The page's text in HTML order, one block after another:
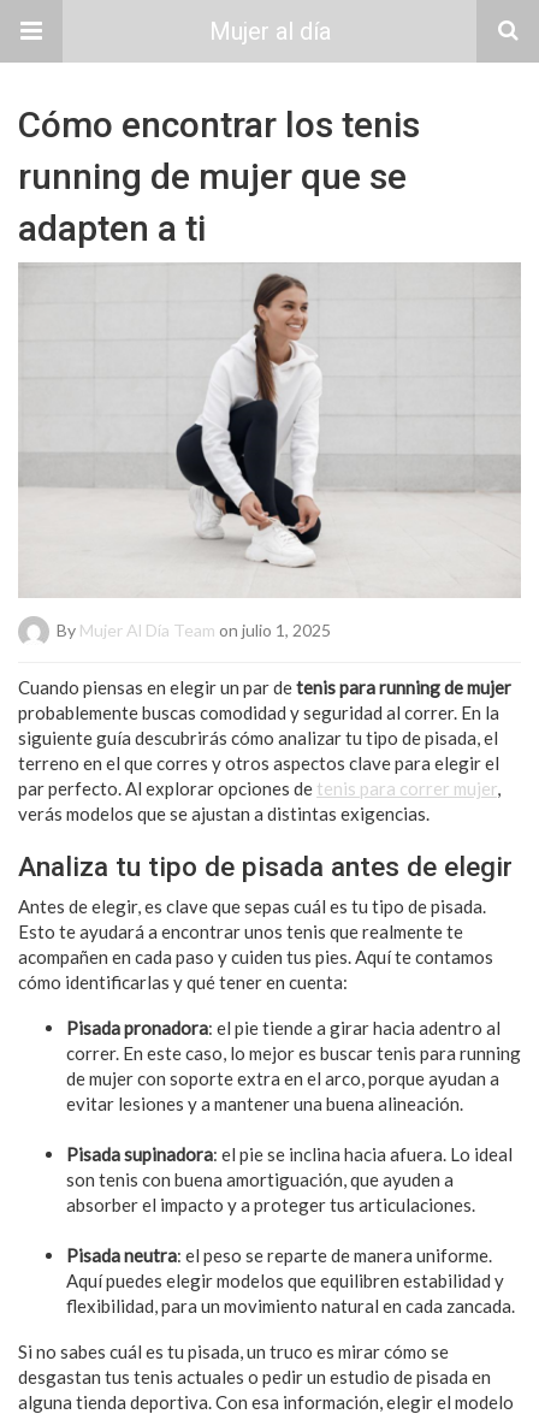
Mujer al día
Cómo encontrar los tenis
running de mujer que se
adapten a ti
By Mujer Al Día Team on julio 1, 2025
Cuando piensas en elegir un par detenis para running de mujer
probablemente buscas comodidad y seguridad al correr. En la
siguiente guía descubrirás cómo analizar tu tipo de pisada, el
terreno en el que corres y otros aspectos clave para elegir el
par perfecto. Al explorar opciones de tenis para correr mujer,
verás modelos que se ajustan a distintas exigencias.
Analiza tu tipo de pisada antes de elegir
Antes de elegir, es clave que sepas cuál es tu tipo de pisada.
Esto te ayudará a encontrar unos tenis que realmente te
acompañen en cada paso y cuiden tus pies. Aquí te contamos
cómo identificarlas y qué tener en cuenta:
Pisada pronadora: el pie tiende a girar hacia adentro al
correr. En este caso, lo mejor es buscar tenis para running
de mujer con soporte extra en el arco, porque ayudan a
evitar lesiones y a mantener una buena alineación.
Pisada supinadora: el pie se inclina hacia afuera. Lo ideal
son tenis con buena amortiguación, que ayuden a
absorber el impacto y a proteger tus articulaciones.
Pisada neutra: el peso se reparte de manera uniforme.
Aquí puedes elegir modelos que equilibren estabilidad y
flexibilidad, para un movimiento natural en cada zancada.
Si no sabes cuál es tu pisada, un truco es mirar cómo se
desgastan tus tenis actuales o pedir un estudio de pisada en
alguna tienda deportiva. Con esa información, elegir el modelo